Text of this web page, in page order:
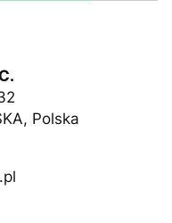
Polska